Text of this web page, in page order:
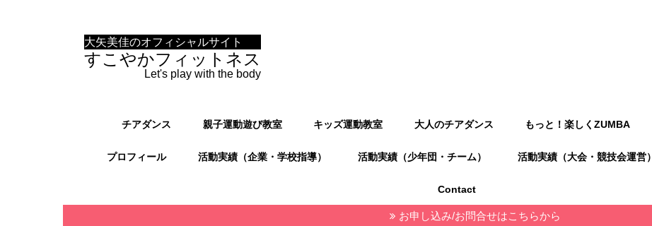
大矢美佳のオフィシャルサイト
すこやかフィットネス
Let's play with the body
チアダンス 親子運動遊び教室 キッズ運動教室 大人のチアダンス もっと！楽しくZUMBA
プロフィール 活動実績（企業・学校指導） 活動実績（少年団・チーム） 活動実績（大会・競技会運営）
Contact
お申し込み/お問合せはこちらから